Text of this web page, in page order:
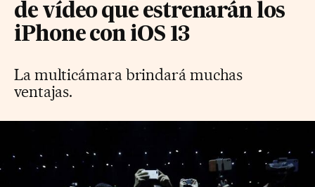
de vídeo que estrenarán los
iPhone con iOS 13
La multicámara brindará muchas
ventajas.